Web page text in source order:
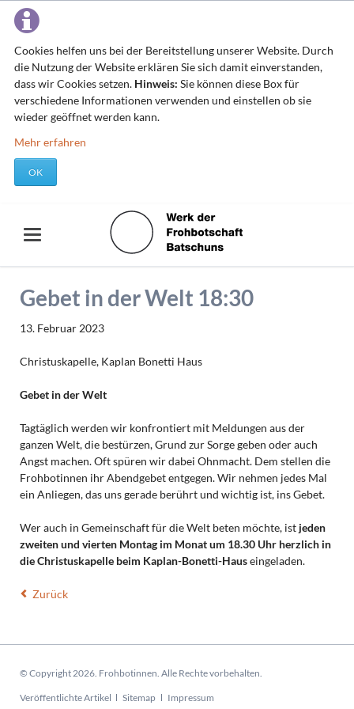
Cookies helfen uns bei der Bereitstellung unserer Website. Durch
die Nutzung der Website erklären Sie sich damit einverstanden,
dass wir Cookies setzen. Hinweis: Sie können diese Box für
verschiedene Informationen verwenden und einstellen ob sie
wieder geöffnet werden kann.
Mehr erfahren
OK
Gebet in der Welt 18:30
13. Februar 2023
Christuskapelle, Kaplan Bonetti Haus
Gebet in der Welt
Tagtäglich werden wir konfrontiert mit Meldungen aus der
ganzen Welt, die bestürzen, Grund zur Sorge geben oder auch
Angst machen. Oft spüren wir dabei Ohnmacht. Dem stellen die
Frohbotinnen ihr Abendgebet entgegen. Wir nehmen jedes Mal
ein Anliegen, das uns gerade berührt und wichtig ist, ins Gebet.
Wer auch in Gemeinschaft für die Welt beten möchte, ist jeden
zweiten und vierten Montag im Monat um 18.30 Uhr herzlich in
die Christuskapelle beim Kaplan-Bonetti-Hauseingeladen.
Zurück
© Copyright 2026. Frohbotinnen. Alle Rechte vorbehalten.
Navigation
Veröffentlichte Artikel Sitemap Impressum